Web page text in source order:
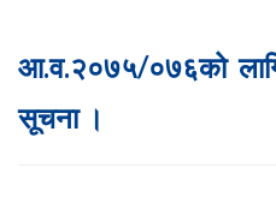
आ.व.२०७५/०७६को लागि
सूचना ।